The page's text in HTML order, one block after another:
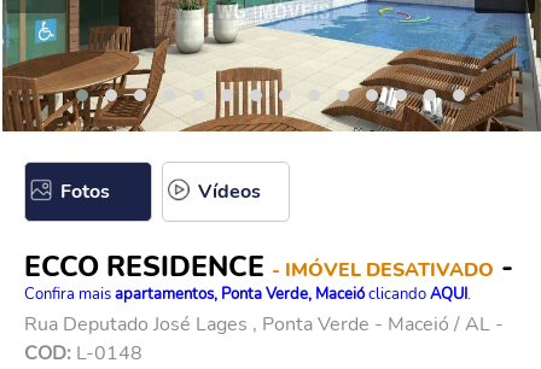
Fotos Vídeos
ECCO RESIDENCE - IMÓVEL DESATIVADO -
Confira maisapartamentos, Ponta Verde, MaceióclicandoAQUI.
Rua Deputado José Lages , Ponta Verde - Maceió / AL -
COD: L-0148